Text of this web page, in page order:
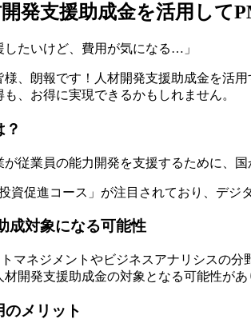
発支援助成金を活用して
したいけど、費用が気になる…」
、朗報です！人材開発支援助成金を活
、お得に実現できるかもしれません。
従業員の能力開発を支援するために、
資促進コース」が注目されており、デジ
成対象になる可能性
マネジメントやビジネスアナリシスの
開発支援助成金の対象となる可能性があ
のメリット